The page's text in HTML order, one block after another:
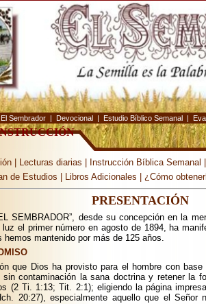
El Sembrador | Devocional | Estudio Bíblico Semanal |
| Lecturas diarias Instrucción Bíblica Semanal
de Estudios
Libros Adicionales ¿Cómo
PRESENTACIÓN
SEMBRADOR”, desde su concepción en la
el primer número en agosto de 1894, ha
hemos mantenido por más de 125 años.
que Dios ha provisto para el hombre con
sin contaminación la sana doctrina y retener la
(2 Ti. 1:13; Tit. 2:1); eligiendo la página
20:27), especialmente aquello que el